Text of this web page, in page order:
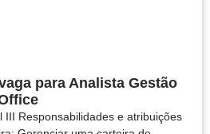
para Analista Gestão
III Responsabilidades e atribuições